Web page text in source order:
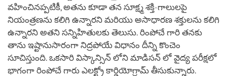
వహించినప్పటికీ, అతను కూడా తన సూక్ష్మ శక్తి-గాలులపై
నియంత్రణను కలిగి ఉన్నారని మరియు అసాధారణ శక్తులను కలిగి
ఉన్నారని అతని సన్నిహితులకు తెలుసు. రింపోచే గారి తనకు
తాను ఇష్టానుసారంగా నిద్రపోయే విధానం దీన్ని కొంచెం
సూచిస్తుంది. ఒకసారి విస్కాన్సిన్ లోని మాడిసన్ లో వైద్య పరీక్షలో
భాగంగా రింపోచే గారు ఎలక్ట్రో కార్డియోగ్రామ్ తీసుకున్నారు.